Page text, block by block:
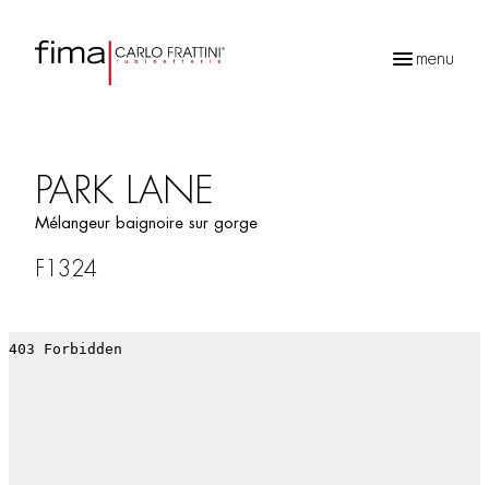
menu
PARK LANE
Mélangeur baignoire sur gorge
F1324